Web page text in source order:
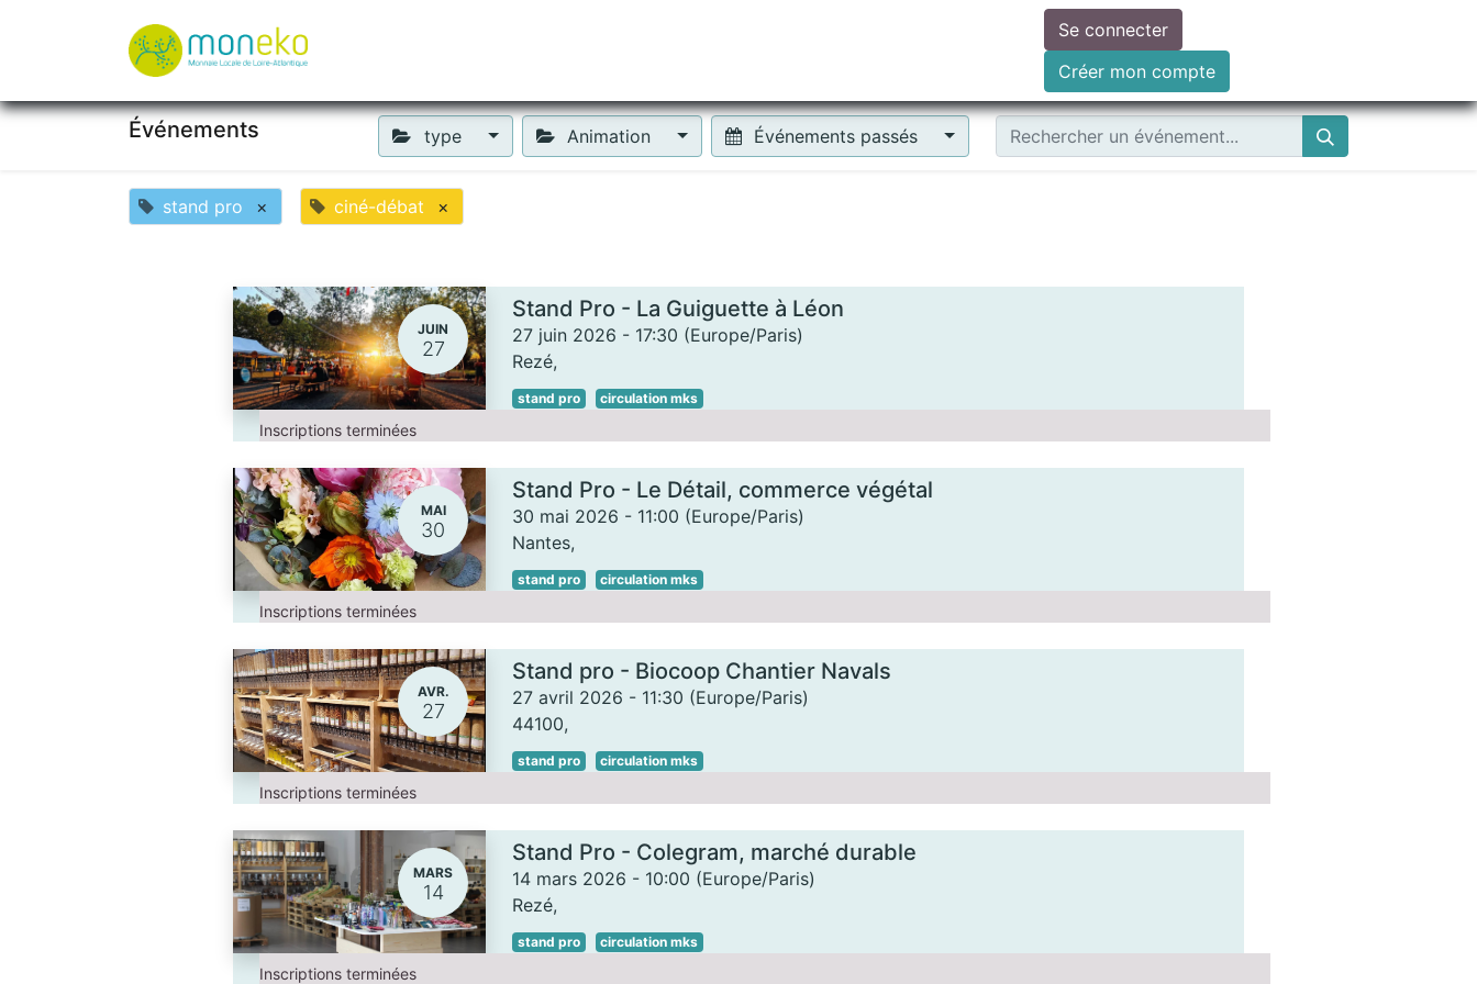
Faire un don
Se connecter
Créer mon compte
Événements type Animation Événements passés
stand pro × ciné-débat ×
JUIN
27
Stand Pro - La Guiguette à Léon
27 juin 2026 - 17:30 (Europe/Paris)
Rezé,
stand pro circulation mks
Inscriptions terminées
MAI
30
Stand Pro - Le Détail, commerce végétal
30 mai 2026 - 11:00 (Europe/Paris)
Nantes,
stand pro circulation mks
Inscriptions terminées
AVR.
27
Stand pro - Biocoop Chantier Navals
27 avril 2026 - 11:30 (Europe/Paris)
44100,
stand pro circulation mks
Inscriptions terminées
MARS
14
Stand Pro - Colegram, marché durable
14 mars 2026 - 10:00 (Europe/Paris)
Rezé,
stand pro circulation mks
Inscriptions terminées